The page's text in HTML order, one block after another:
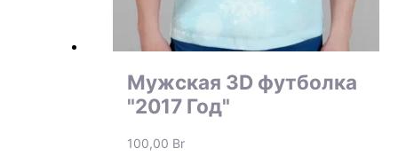
Мужская 3D футболка
"2017 Год"
100,00 Br